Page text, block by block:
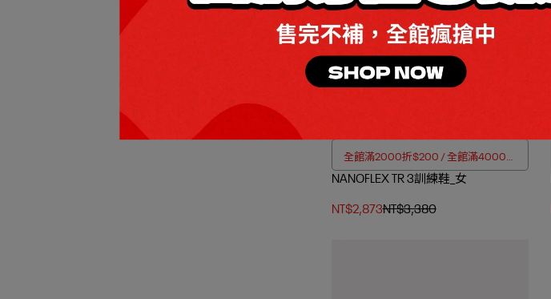
全館滿2000折$200 / 全館滿4000折
$350
NANOFLEX TR 3訓練鞋_女
NT$2,873NT$3,380